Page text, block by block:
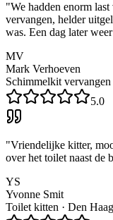
"We hadden enorm
vervangen, helder
was. Een dag later
MV
Mark Verhoeven
Schimmelkit vervangen
5.0
"Vriendelijke kitter,
over het toilet naast de
YS
Yvonne Smit
Toilet kitten · Den Haag